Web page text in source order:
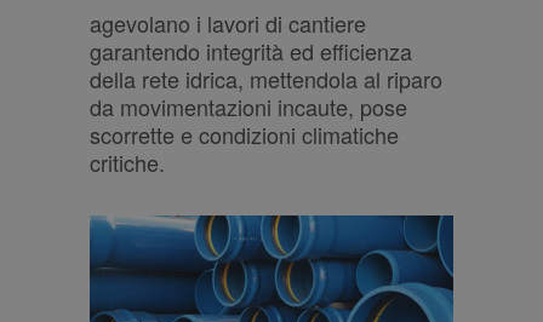
agevolano i lavori di cantiere
garantendo integrità ed efficienza
della rete idrica, mettendola al riparo
da movimentazioni incaute, pose
scorrette e condizioni climatiche
critiche.